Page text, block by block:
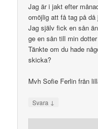
Jag är i jakt efter
omöjlig att få tag på
Jag själv fick en sån
ge en sån till min
Tänkte om du hade
skicka?
Mvh Sofie Ferlin från
Svara ↓